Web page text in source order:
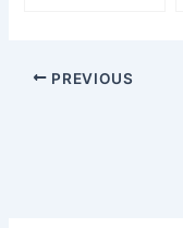
PREVIOUS